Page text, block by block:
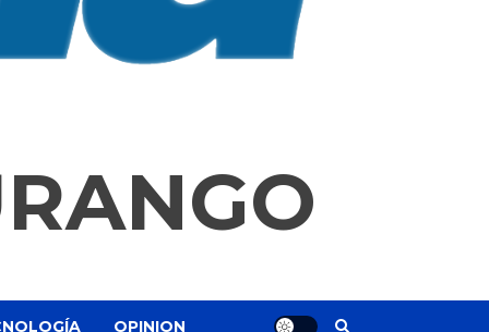
OPINION